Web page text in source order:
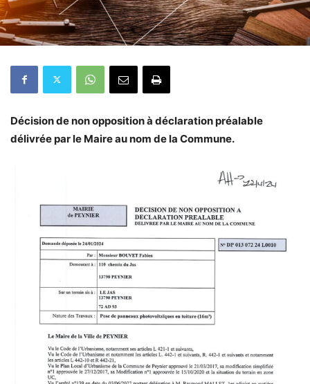
Décision de non opposition à déclaration préalable
délivrée par le Maire au nom de la Commune.